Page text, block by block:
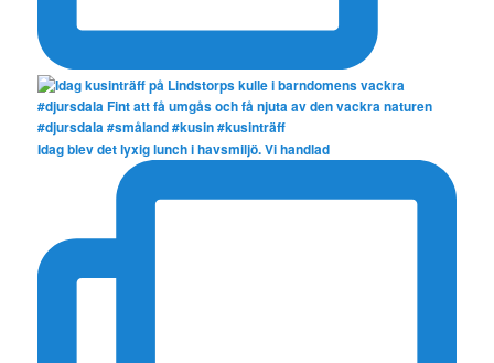
Idag blev det lyxig lunch i havsmiljö. Vi handlad